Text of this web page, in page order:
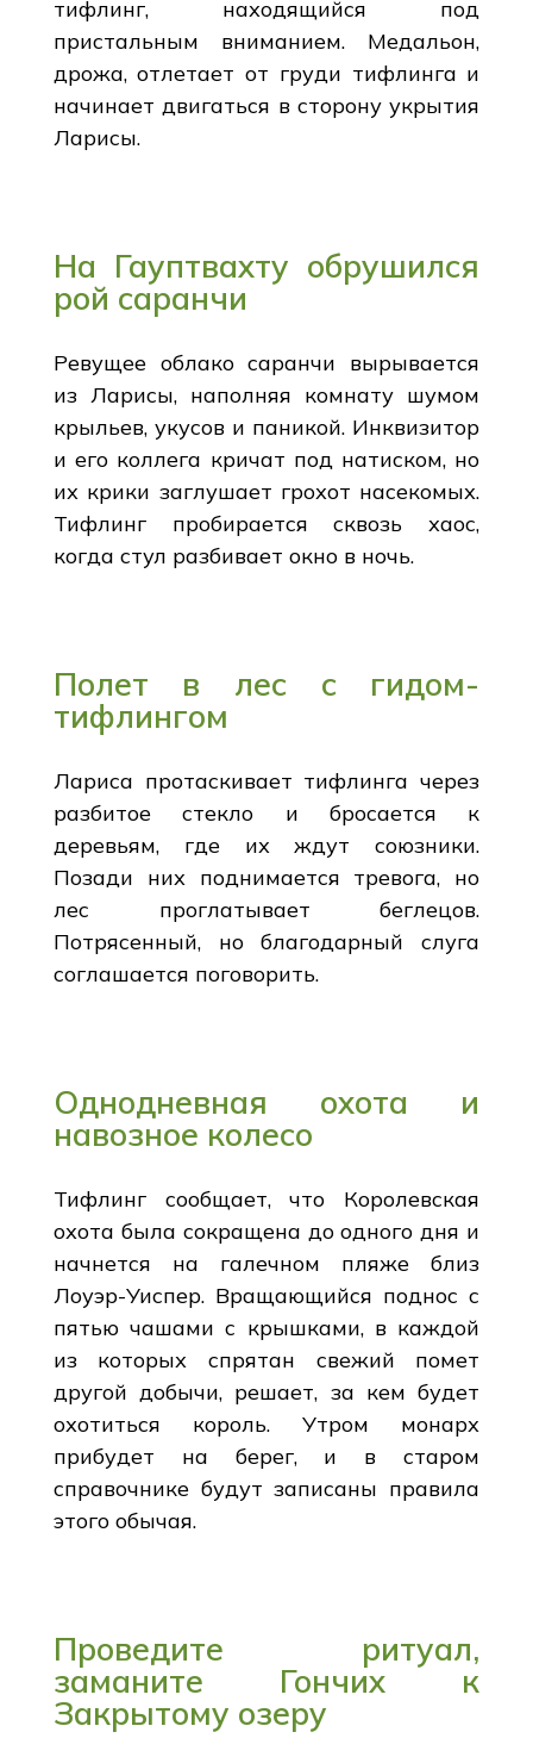
тифлинг, находящийся под
пристальным вниманием. Медальон,
дрожа, отлетает от груди тифлинга и
начинает двигаться в сторону укрытия
Ларисы.
На Гауптвахту обрушился
рой саранчи
Ревущее облако саранчи вырывается
из Ларисы, наполняя комнату шумом
крыльев, укусов и паникой. Инквизитор
и его коллега кричат под натиском, но
их крики заглушает грохот насекомых.
Тифлинг пробирается сквозь хаос,
когда стул разбивает окно в ночь.
Полет в лес с гидом-
тифлингом
Лариса протаскивает тифлинга через
разбитое стекло и бросается к
деревьям, где их ждут союзники.
Позади них поднимается тревога, но
лес проглатывает беглецов.
Потрясенный, но благодарный слуга
соглашается поговорить.
Однодневная охота и
навозное колесо
Тифлинг сообщает, что Королевская
охота была сокращена до одного дня и
начнется на галечном пляже близ
Лоуэр-Уиспер. Вращающийся поднос с
пятью чашами с крышками, в каждой
из которых спрятан свежий помет
другой добычи, решает, за кем будет
охотиться король. Утром монарх
прибудет на берег, и в старом
справочнике будут записаны правила
этого обычая.
Проведите ритуал,
заманите Гончих к
Закрытому озеру